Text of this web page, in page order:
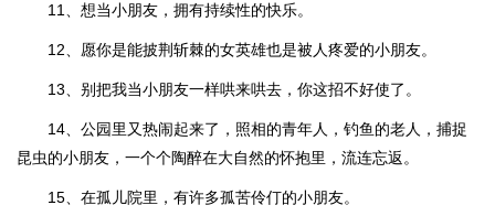
11、想当小朋友，拥有持续性的快乐。
12、愿你是能披荆斩棘的女英雄也是被人疼爱的小朋友。
13、别把我当小朋友一样哄来哄去，你这招不好使了。
14、公园里又热闹起来了，照相的青年人，钓鱼的老人，捕捉
昆虫的小朋友，一个个陶醉在大自然的怀抱里，流连忘返。
15、在孤儿院里，有许多孤苦伶仃的小朋友。